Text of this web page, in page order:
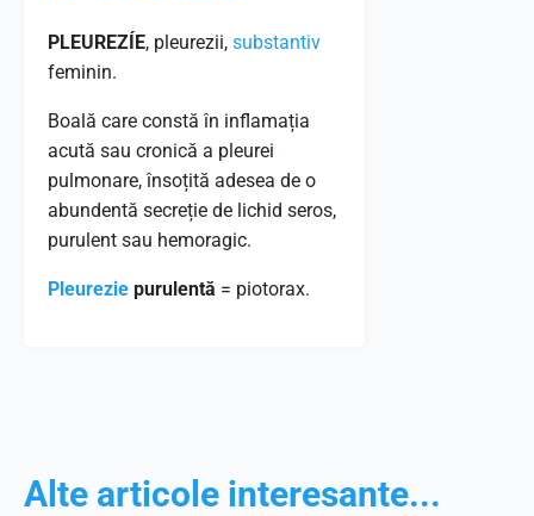
PLEUREZÍE, pleurezii, substantiv
feminin.
Boală care constă în inflamația
acută sau cronică a pleurei
pulmonare, însoțită adesea de o
abundentă secreție de lichid seros,
purulent sau hemoragic.
Pleurezie purulentă = piotorax.
Alte articole interesante...